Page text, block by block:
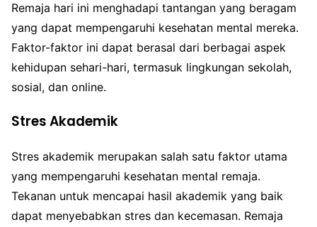
Remaja hari ini menghadapi tantangan yang beragam
yang dapat mempengaruhi kesehatan mental mereka.
Faktor-faktor ini dapat berasal dari berbagai aspek
kehidupan sehari-hari, termasuk lingkungan sekolah,
sosial, dan online.
Stres Akademik
Stres akademik merupakan salah satu faktor utama
yang mempengaruhi kesehatan mental remaja.
Tekanan untuk mencapai hasil akademik yang baik
dapat menyebabkan stres dan kecemasan. Remaja